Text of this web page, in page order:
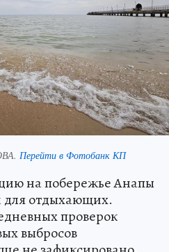
Перейти в Фотобанк КП
на побережье Анапы
для отдыхающих.
проверок
выбросов